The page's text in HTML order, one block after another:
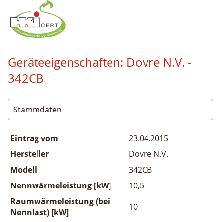
Geräteeigenschaften: Dovre N.V. -
342CB
Stammdaten
Eintrag vom
23.04.2015
Hersteller
Dovre N.V.
Modell
342CB
Nennwärmeleistung [kW]
10,5
Raumwärmeleistung (bei
Nennlast) [kW]
10